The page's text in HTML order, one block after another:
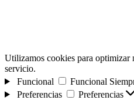
Utilizamos cookies para optimizar
servicio.
Funcional
Funcional
Preferencias
Preferencias